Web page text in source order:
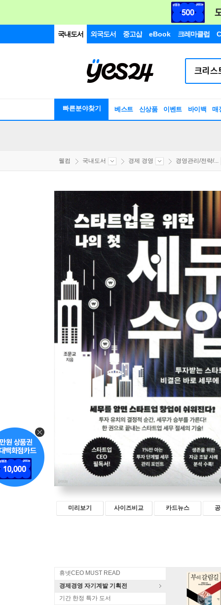
국내도서 외국도서 중고샵 eBook 크레마클럽
빠른분야찾기 베스트 신상품 이벤트 바이백 매
웰컴 국내도서 경제 경영 경영관리/전략/...
미리보기 사이즈비교 카드뉴스
휴넷CEO MUST READ
경제경영 자기계발 기획전
기간 한정 특가 도서